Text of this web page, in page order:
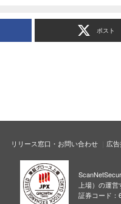
ポスト
リリース窓口・お問い合わせ 広
上場）の運
証券コード：